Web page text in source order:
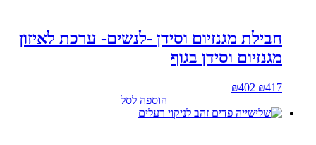
חבילת מגנזיום וסידן -לנשים- ערכת לאיזון
מגנזיום וסידן בגוף
₪417
המחיר
היה:
₪402
הוא:
הוספה לסל